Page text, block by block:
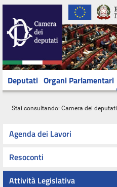
Deputati Organi Parlamentari
Stai consultando: Camera dei deputati
Agenda dei Lavori
Resoconti
Attività Legislativa